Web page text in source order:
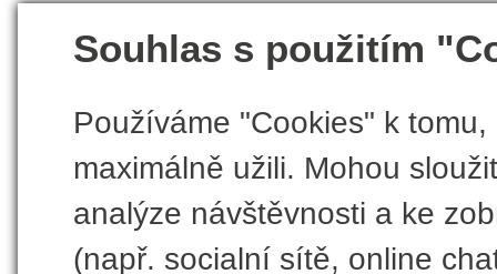
Souhlas s použitím
Používáme "Cookies" k
maximálně užili. Mohou
analýze návštěvnosti a ke
(např. socialní sítě, online